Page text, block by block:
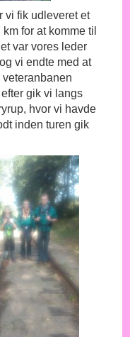
vi fik udleveret et
for at komme til
var vores leder
vi endte med at
gik vi langs
hvor vi havde
inden turen gik